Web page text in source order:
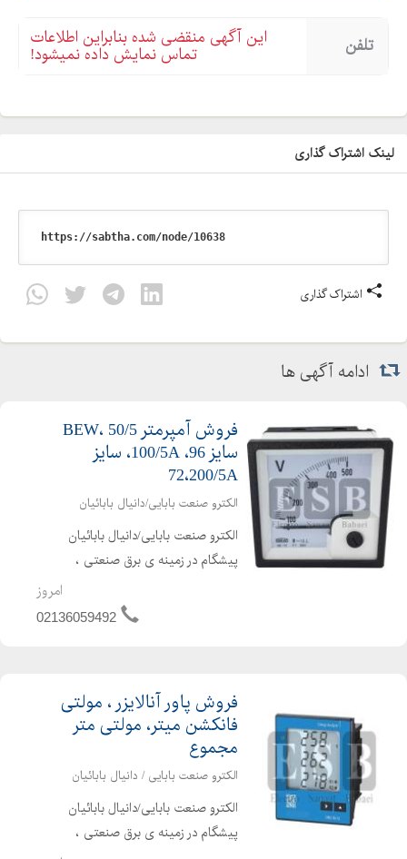
تلفن این آگهی منقضی شده بنابراین اطلاعات
تماس نمایش داده نمیشود!
لینک اشتراک گذاری
اشتراک گذاری
ادامه آگهی ها
فروش آمپرمتر BEW، 50/5
سایز 96، 100/5A، سایز
72،200/5A
الکترو صنعت بابایی/دانیال بابائیان
الکترو صنعت بابایی/دانیال بابائیان
پیشگام در زمینه ی برق صنعتی ،
اتوماسیون صنعتی ، الکترونیک صنعتی و
تجهیزات برق صنعتی قادر به ارایه امور
امروز
02136059492
فروش پاور آنالایزر ، مولتی
فانکشن میتر، مولتی متر
مجموع
الکترو صنعت بابایی / دانیال بابائیان
الکترو صنعت بابایی/دانیال بابائیان
پیشگام در زمینه ی برق صنعتی ،